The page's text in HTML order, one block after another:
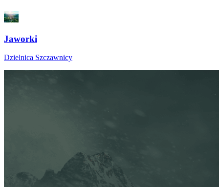
Jaworki
Dzielnica Szczawnicy